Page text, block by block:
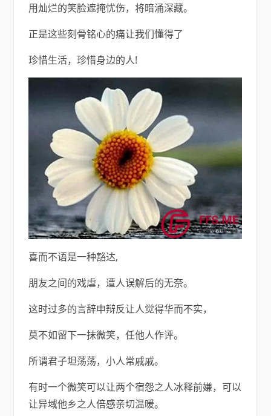
用灿烂的笑脸遮掩忧伤，将暗涌深藏。
正是这些刻骨铭心的痛让我们懂得了
珍惜生活，珍惜身边的人!
喜而不语是一种豁达,
朋友之间的戏虐，遭人误解后的无奈。
这时过多的言辞申辩反让人觉得华而不实，
莫不如留下一抹微笑，任他人作评。
所谓君子坦荡荡，小人常戚戚。
有时一个微笑可以让两个宿怨之人冰释前嫌，可以
让异域他乡之人倍感亲切温暖。